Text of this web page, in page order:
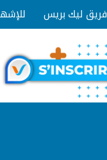
فريق ليك بريس